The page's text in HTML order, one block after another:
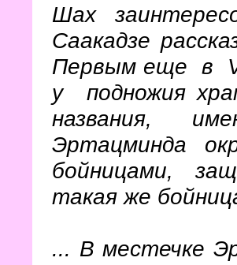
Шах
Саакадзе
Первым еще в
у подножия
названия,
Эртацминда
бойницами,
такая же
... В местечке